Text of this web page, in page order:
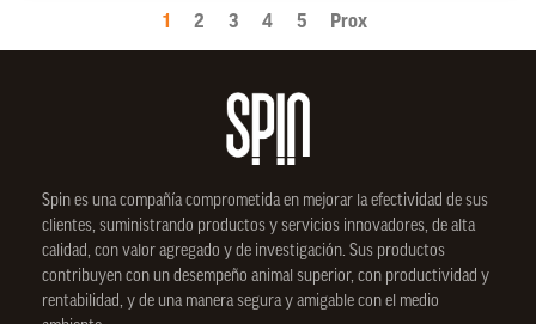
1 2 3 4 5 Prox
Spin es una compañía comprometida en mejorar la efectividad de sus
clientes, suministrando productos y servicios innovadores, de alta
calidad, con valor agregado y de investigación. Sus productos
contribuyen con un desempeño animal superior, con productividad y
rentabilidad, y de una manera segura y amigable con el medio